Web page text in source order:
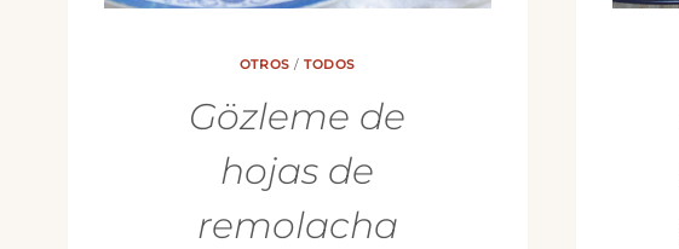
OTROS /TODOS
Gözleme de
hojas de
remolacha